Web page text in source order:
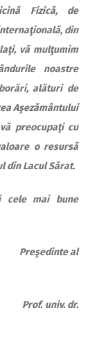
Fizică, de
din
vă mulţumim
noastre
alături de
Aşezământului
preocupaţi cu
o resursă
din Lacul Sărat.
cele mai bune
al
univ. dr.